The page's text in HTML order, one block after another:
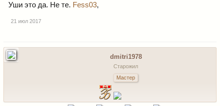
Уши это да. Не те. Fess03,
21 июл 2017
dmitri1978
Старожил
Мастер